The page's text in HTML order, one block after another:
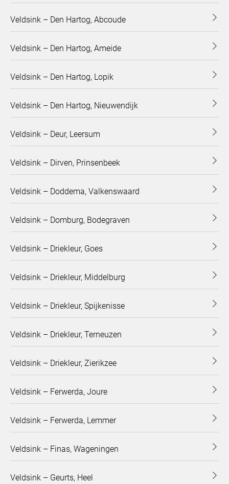
Veldsink – Den Hartog, Abcoude
Veldsink – Den Hartog, Ameide
Veldsink – Den Hartog, Lopik
Veldsink – Den Hartog, Nieuwendijk
Veldsink – Deur, Leersum
Veldsink – Dirven, Prinsenbeek
Veldsink – Doddema, Valkenswaard
Veldsink – Domburg, Bodegraven
Veldsink – Driekleur, Goes
Veldsink – Driekleur, Middelburg
Veldsink – Driekleur, Spijkenisse
Veldsink – Driekleur, Terneuzen
Veldsink – Driekleur, Zierikzee
Veldsink – Ferwerda, Joure
Veldsink – Ferwerda, Lemmer
Veldsink – Finas, Wageningen
Veldsink – Geurts, Heel